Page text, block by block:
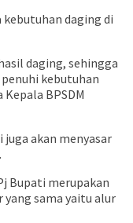
kebutuhan daging di
daging, sehingga
kebutuhan
BPSDM
akan menyasar
Bupati merupakan
yang sama yaitu alur